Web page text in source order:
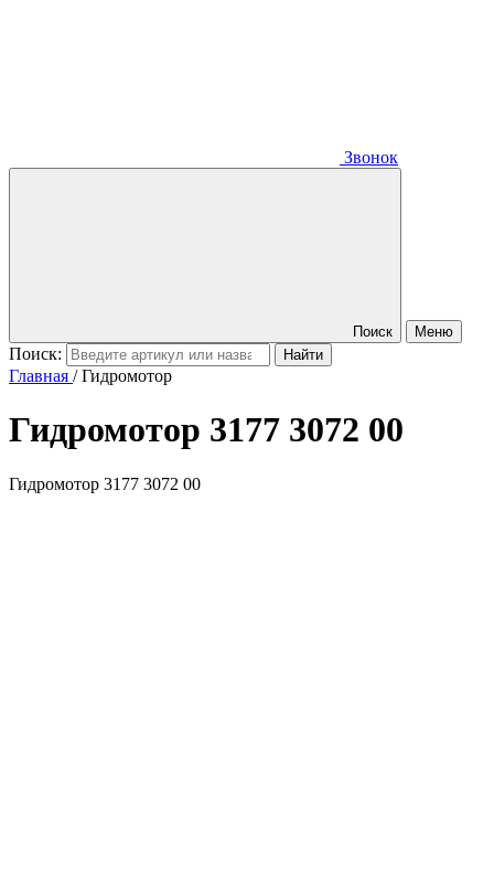
Звонок
Поиск Меню
Поиск:
Главная /Гидромотор
Гидромотор 3177 3072 00
Гидромотор 3177 3072 00